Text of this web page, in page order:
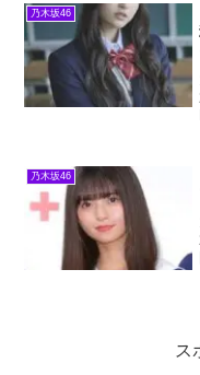
乃木坂46
乃木坂46
ス